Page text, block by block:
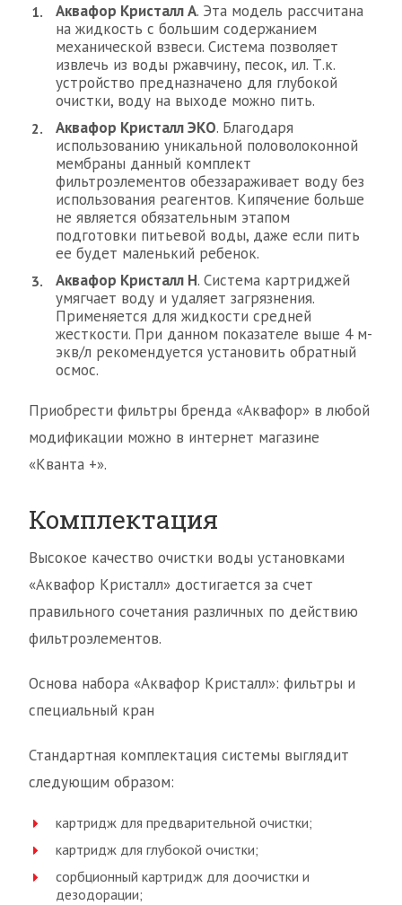
Аквафор Кристалл А. Эта модель рассчитана
на жидкость с большим содержанием
механической взвеси. Система позволяет
извлечь из воды ржавчину, песок, ил. Т.к.
устройство предназначено для глубокой
очистки, воду на выходе можно пить.
Аквафор Кристалл ЭКО. Благодаря
использованию уникальной половолоконной
мембраны данный комплект
фильтроэлементов обеззараживает воду без
использования реагентов. Кипячение больше
не является обязательным этапом
подготовки питьевой воды, даже если пить
ее будет маленький ребенок.
Аквафор Кристалл H. Система картриджей
умягчает воду и удаляет загрязнения.
Применяется для жидкости средней
жесткости. При данном показателе выше 4 м-
экв/л рекомендуется установить обратный
осмос.
Приобрести фильтры бренда «Аквафор» в любой
модификации можно в интернет магазине
«Кванта +».
Комплектация
Высокое качество очистки воды установками
«Аквафор Кристалл» достигается за счет
правильного сочетания различных по действию
фильтроэлементов.
Основа набора «Аквафор Кристалл»: фильтры и
специальный кран
Стандартная комплектация системы выглядит
следующим образом:
картридж для предварительной очистки;
картридж для глубокой очистки;
сорбционный картридж для доочистки и
дезодорации;